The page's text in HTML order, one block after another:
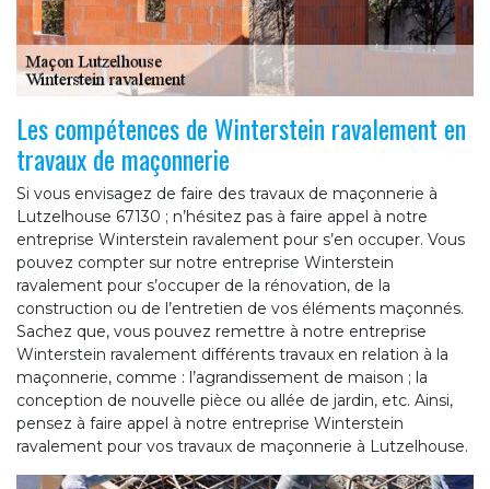
Les compétences de Winterstein ravalement en
travaux de maçonnerie
Si vous envisagez de faire des travaux de maçonnerie à
Lutzelhouse 67130 ; n’hésitez pas à faire appel à notre
entreprise Winterstein ravalement pour s’en occuper. Vous
pouvez compter sur notre entreprise Winterstein
ravalement pour s’occuper de la rénovation, de la
construction ou de l’entretien de vos éléments maçonnés.
Sachez que, vous pouvez remettre à notre entreprise
Winterstein ravalement différents travaux en relation à la
maçonnerie, comme : l’agrandissement de maison ; la
conception de nouvelle pièce ou allée de jardin, etc. Ainsi,
pensez à faire appel à notre entreprise Winterstein
ravalement pour vos travaux de maçonnerie à Lutzelhouse.